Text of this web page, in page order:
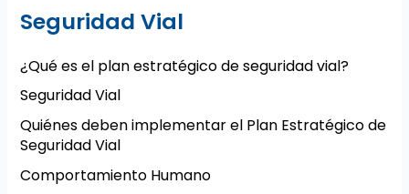
Seguridad Vial
¿Qué es el plan estratégico de seguridad vial?
Seguridad Vial
Quiénes deben implementar el Plan Estratégico de
Seguridad Vial
Comportamiento Humano